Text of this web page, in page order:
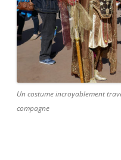
Un costume incroyablement
compagne